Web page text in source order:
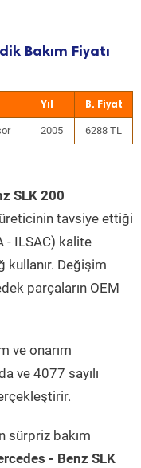
Bakım Fiyatı
Yıl
2005 6288 TL
SLK 200
tavsiye ettiği
- ILSAC) kalite
Değişim
parçaların OEM
ve onarım
ve 4077 sayılı
sürpriz bakım
- Benz SLK